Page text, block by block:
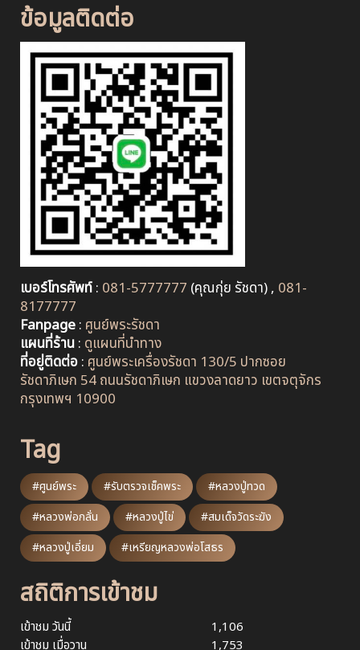
ข้อมูลติดต่อ
เบอร์โทรศัพท์: 081-5777777 (คุณกุ่ย รัชดา) , 081-
8177777
Fanpage: ศูนย์พระรัชดา
แผนที่ร้าน: ดูแผนที่นำทาง
ที่อยู่ติดต่อ: ศูนย์พระเครื่องรัชดา 130/5 ปากซอย
รัชดาภิเษก 54 ถนนรัชดาภิเษก แขวงลาดยาว เขตจตุจักร
กรุงเทพฯ 10900
Tag
#ศูนย์พระ #รับตรวจเช็คพระ
#หลวงปู่ทวด
#หลวงพ่อกลั่น
#หลวงปู่ไข่
#สมเด็จวัดระฆัง
#หลวงปู่เอี่ยม
#เหรียญหลวงพ่อโสธร
สถิติการเข้าชม
เข้าชม วันนี้
1,106
เข้าชม เมื่อวาน
1,753